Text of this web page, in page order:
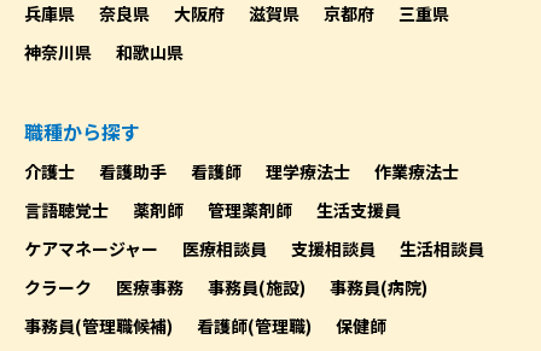
兵庫県 奈良県 大阪府 滋賀県 京都府
三重県
神奈川県
和歌山県
職種から探す
介護士 看護助手 看護師 理学療法士
作業療法士
言語聴覚士
薬剤師 管理薬剤師
生活支援員
ケアマネージャー
医療相談員 支援相談員
生活相談員
クラーク
医療事務 事務員(施設)
事務員(病院)
事務員(管理職候補)
看護師(管理職) 保健師